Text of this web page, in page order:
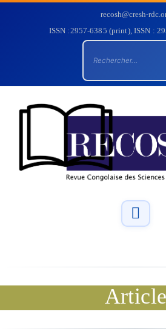
recosh@cresh-
ISSN :2957-6385 (print), ISSN :
Article